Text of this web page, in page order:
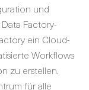
und
Factory-
ein Cloud-
Workflows
zu erstellen.
für alle